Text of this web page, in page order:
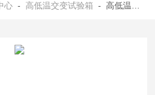
心 - 高低温交变试验箱 - 高低温交变试验箱型号选择